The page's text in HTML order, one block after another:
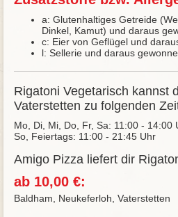
a: Glutenhaltiges Getreide
Dinkel, Kamut) und daraus
c: Eier von Geflügel und
l: Sellerie und daraus
Rigatoni Vegetarisch kannst
Vaterstetten zu folgenden
Mo, Di, Mi, Do, Fr, Sa: 11:00 - 14:00
So, Feiertags: 11:00 - 21:45 Uhr
Amigo Pizza liefert dir
ab 10,00 €:
Baldham, Neukeferloh, Vaterstetten